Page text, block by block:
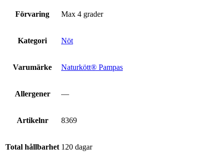
Förvaring Max 4 grader
Kategori Nöt
Varumärke Naturkött® Pampas
Allergener —
Artikelnr 8369
Total hållbarhet 120 dagar